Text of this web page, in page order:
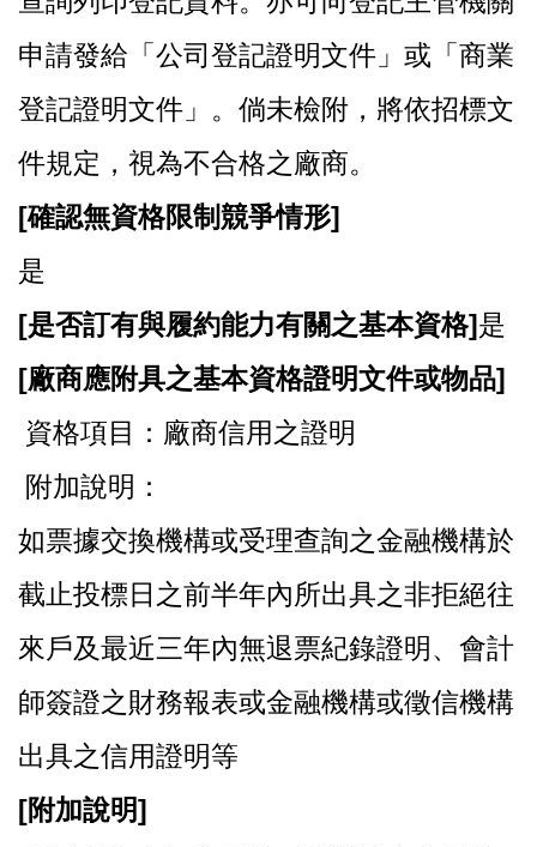
申請發給「公司登記證明文件」或「商業
登記證明文件」。倘未檢附，將依招標文
件規定，視為不合格之廠商。
[確認無資格限制競爭情形]
是
[是否訂有與履約能力有關之基本資格]是
[廠商應附具之基本資格證明文件或物品]
資格項目：廠商信用之證明
附加說明：
如票據交換機構或受理查詢之金融機構於
截止投標日之前半年內所出具之非拒絕往
來戶及最近三年內無退票紀錄證明、會計
師簽證之財務報表或金融機構或徵信機構
出具之信用證明等
[附加說明]